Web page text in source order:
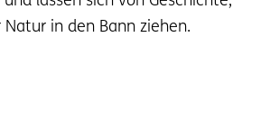
in den Bann ziehen.